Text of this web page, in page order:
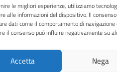
le migliori esperienze, utilizziamo
alle informazioni del dispositivo. Il
dati come il comportamento di
il consenso può influire negativamente su
Accetta Nega